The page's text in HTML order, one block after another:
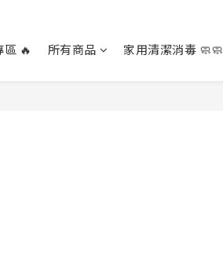
區 🔥 所有商品 家用清潔消毒 🧼🧼